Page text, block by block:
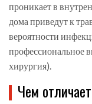
проникает в
дома приведут к
вероятности
профессиональное
хирургия).
Чем